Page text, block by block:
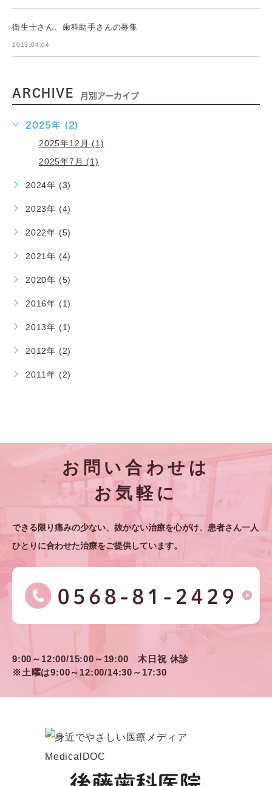
衛生士さん、歯科助手さんの募集
2013.04.04
ARCHIVE 月別アーカイブ
2025年 (2)
2025年12月 (1)
2025年7月 (1)
2024年 (3)
2023年 (4)
2022年 (5)
2021年 (4)
2020年 (5)
2016年 (1)
2013年 (1)
2012年 (2)
2011年 (2)
お問い合わせは
お気軽に
できる限り痛みの少ない、抜かない治療を心がけ、 患者さん一人
ひとりに合わせた治療をご提供しています。
9:00～12:00/15:00～19:00 木日祝 休診
※土曜は9:00～12:00/14:30～17:30